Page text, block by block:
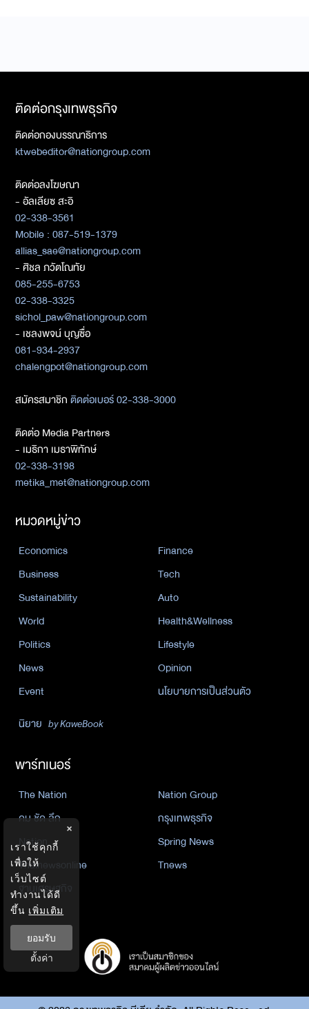
ติดต่อกรุงเทพธุรกิจ
ติดต่อกองบรรณาธิการ
ktwebeditor@nationgroup.com
ติดต่อลงโฆษณา
- อัลเลียซ สะอิ
02-338-3561
Mobile : 087-519-1379
allias_sae@nationgroup.com
- ศิชล ภวัตโณทัย
085-255-6753
02-338-3325
sichol_paw@nationgroup.com
- เชลงพจน์ บุญซื่อ
081-934-2937
chalengpot@nationgroup.com
สมัครสมาชิกติดต่อเบอร์ 02-338-3000
ติดต่อ Media Partners
- เมธิกา เมธาพิทักษ์
02-338-3198
metika_met@nationgroup.com
หมวดหมู่ข่าว
Economics
Finance
Business
Tech
Sustainability
Auto
World
Health&Wellness
Politics
Lifestyle
News
Opinion
Event
นโยบายการเป็นส่วนตัว
นิยาย by KaweBook
พาร์ทเนอร์
The Nation
Nation Group
คม ชัด ลึก
กรุงเทพธุรกิจ
Nation
Spring News
Thainewsonline
Tnews
ฐานเศรษฐกิจ
×
เราใช้คุกกี้
เพื่อให้
เว็บไซต์
ทำงานได้ดี
ขึ้น เพิ่มเติม
ยอมรับ
ตั้งค่า